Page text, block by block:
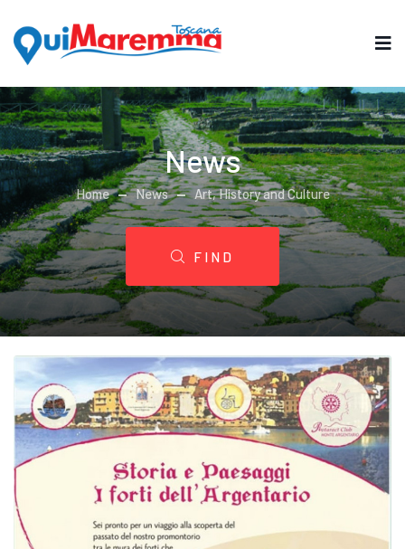
News
Home News Art, History and Culture
FIND